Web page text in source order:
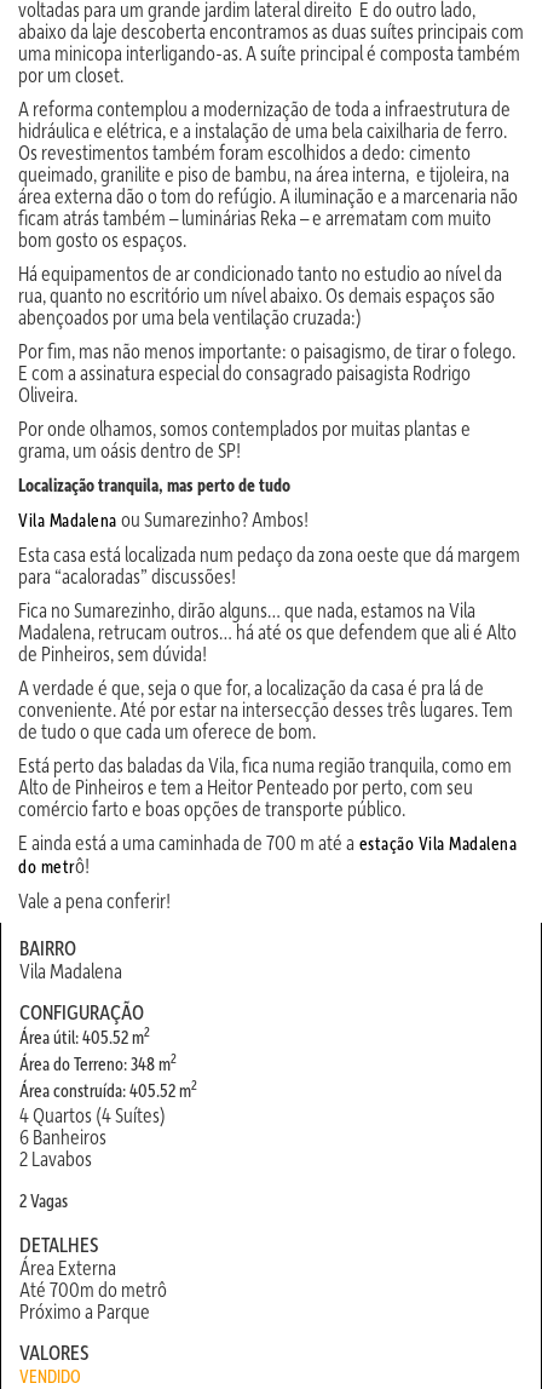
voltadas para um grande jardim lateral direito E do outro lado,
abaixo da laje descoberta encontramos as duas suítes principais com
uma minicopa interligando-as. A suíte principal é composta também
por um closet.
A reforma contemplou a modernização de toda a infraestrutura de
hidráulica e elétrica, e a instalação de uma bela caixilharia de ferro.
Os revestimentos também foram escolhidos a dedo: cimento
queimado, granilite e piso de bambu, na área interna, e tijoleira, na
área externa dão o tom do refúgio. A iluminação e a marcenaria não
ficam atrás também – luminárias Reka – e arrematam com muito
bom gosto os espaços.
Há equipamentos de ar condicionado tanto no estudio ao nível da
rua, quanto no escritório um nível abaixo. Os demais espaços são
abençoados por uma bela ventilação cruzada:)
Por fim, mas não menos importante: o paisagismo, de tirar o folego.
E com a assinatura especial do consagrado paisagista Rodrigo
Oliveira.
Por onde olhamos, somos contemplados por muitas plantas e
grama, um oásis dentro de SP!
Localização tranquila, mas perto de tudo
Vila Madalena ou Sumarezinho? Ambos!
Esta casa está localizada num pedaço da zona oeste que dá margem
para “acaloradas” discussões!
Fica no Sumarezinho, dirão alguns… que nada, estamos na Vila
Madalena, retrucam outros… há até os que defendem que ali é Alto
de Pinheiros, sem dúvida!
A verdade é que, seja o que for, a localização da casa é pra lá de
conveniente. Até por estar na intersecção desses três lugares. Tem
de tudo o que cada um oferece de bom.
Está perto das baladas da Vila, fica numa região tranquila, como em
Alto de Pinheiros e tem a Heitor Penteado por perto, com seu
comércio farto e boas opções de transporte público.
E ainda está a uma caminhada de 700 m até a estação Vila Madalena
do metrô!
Vale a pena conferir!
BAIRRO
Vila Madalena
CONFIGURAÇÃO
Área útil: 405.52 m2
Área do Terreno: 348 m2
Área construída: 405.52 m2
4 Quartos (4 Suítes)
6 Banheiros
2 Lavabos
2 Vagas
DETALHES
Área Externa
Até 700m do metrô
Próximo a Parque
VALORES
VENDIDO